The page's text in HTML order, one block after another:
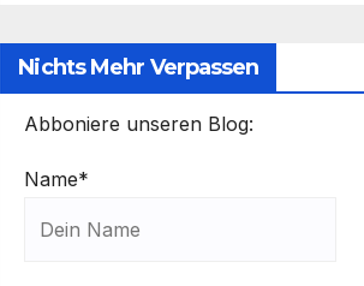
Nichts Mehr Verpassen
Abboniere unseren Blog:
Name*